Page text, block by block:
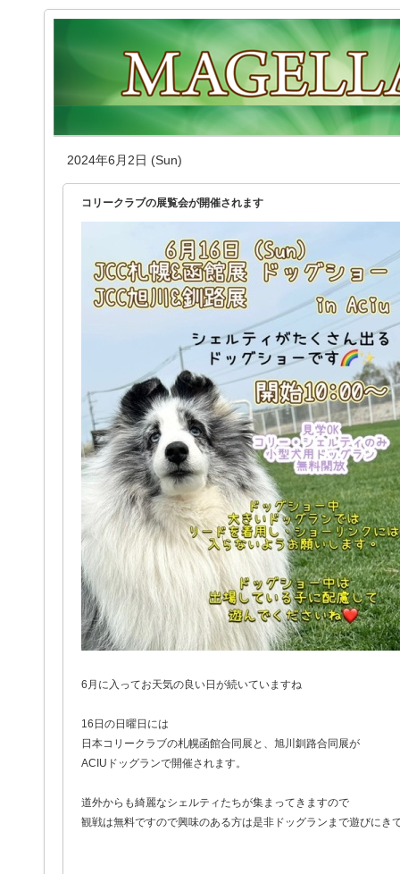
2024年6月2日 (Sun)
コリークラブの展覧会が開催されます
6月に入ってお天気の良い日が続いていますね
16日の日曜日には
日本コリークラブの札幌函館合同展と、旭川釧路合同展が
ACIUドッグランで開催されます。
道外からも綺麗なシェルティたちが集まってきますので
観戦は無料ですので興味のある方は是非ドッグランまで遊びにき